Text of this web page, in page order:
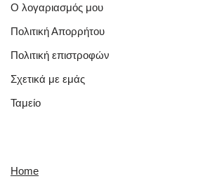
Ο λογαριασμός μου
Πολιτική Απορρήτου
Πολιτική επιστροφών
Σχετικά με εμάς
Ταμείο
Home